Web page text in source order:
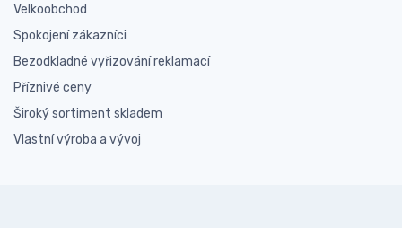
Velkoobchod
Spokojení zákazníci
Bezodkladné vyřizování reklamací
Příznivé ceny
Široký sortiment skladem
Vlastní výroba a vývoj